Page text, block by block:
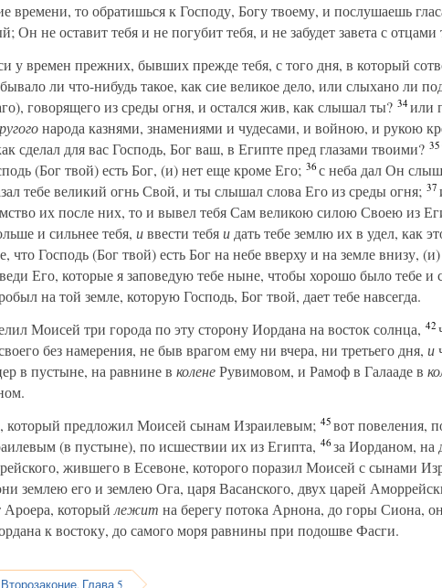
времени, то обратишься к Господу, Богу твоему, и послушаешь
Он не оставит тебя и не погубит тебя, и не забудет завета с
у времен прежних, бывших прежде тебя, с того дня, в который
ли что-нибудь такое, как сие великое дело, или слыхано ли
говорящего из среды огня, и остался жив, как слышал ты? 34или
народа казнями, знамениями и чудесами, и войною, и рукою
сделал для вас Господь, Бог ваш, в Египте пред глазами твоими? 35
(Бог твой) есть Бог, (и) нет еще кроме Его; 36с неба дал Он
тебе великий огнь Свой, и ты слышал слова Его из среды огня; 37
их после них, то и вывел тебя Сам великою силою Своею из
и сильнее тебя, иввести тебяи дать тебе землю их в удел, как
что Господь (Бог твой) есть Бог на небе вверху и на земле внизу,
Его, которые я заповедую тебе ныне, чтобы хорошо было тебе
на той земле, которую Господь, Бог твой, дает тебе навсегда.
Моисей три города по эту сторону Иордана на восток солнца, 42
без намерения, не быв врагом ему ни вчера, ни третьего дня, и
в пустыне, на равнине в коленеРувимовом, и Рамоф в Галааде в
который предложил Моисей сынам Израилевым; 45вот повеления,
(в пустыне), по исшествии их из Египта, 46за Иорданом, на
жившего в Есевоне, которого поразил Моисей с сынами
землею его и землею Ога, царя Васанского, двух царей
Ароера, который лежит на берегу потока Арнона, до горы Сиона,
к востоку, до самого моря равнины при подошве Фасги.
Второзаконие, Глава 5